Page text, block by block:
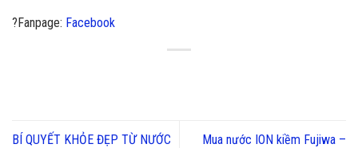
?Fanpage: Facebook
BÍ QUYẾT KHỎE ĐẸP TỪ NƯỚC
Mua nước ION kiềm Fujiwa –